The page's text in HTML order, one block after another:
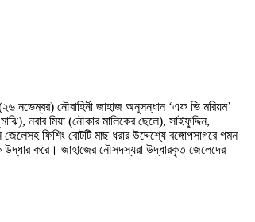
নভেম্বর) নৌবাহিনী জাহাজ অনুসন্ধান ‘এফ ভি মরিয়ম’
নবাব মিয়া (নৌকার মালিকের ছেলে), সাইফুদ্দিন,
ফিশিং বোটটি মাছ ধরার উদ্দেশ্যে বঙ্গোপসাগরে গমন
উদ্ধার করে। জাহাজের নৌসদস্যরা উদ্ধারকৃত জেলেদের